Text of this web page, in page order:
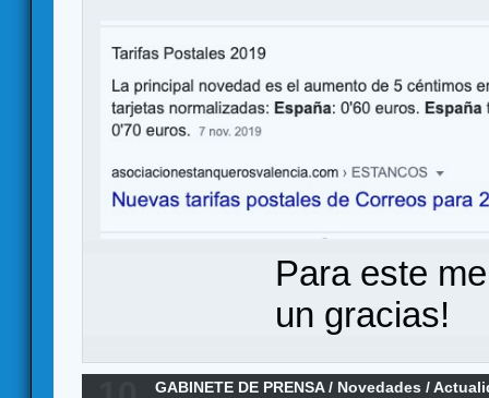
Para este
un gracias!
GABINETE DE PRENSA/ Novedades /